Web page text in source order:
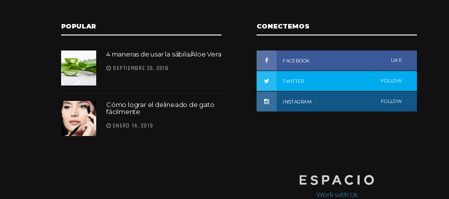
POPULAR
4 maneras de usar la sábila/Aloe Vera
SEPTIEMBRE 26, 2018
Cómo lograr el delineado de gato
fácilmente
ENERO 14, 2019
CONECTEMOS
FACEBOOK LIKE
TWITTER FOLLOW
INSTAGRAM FOLLOW
Work with Us